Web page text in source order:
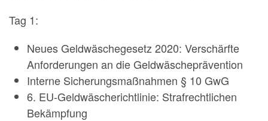
Tag 1:
Neues Geldwäschegesetz 2020: Verschärfte
Anforderungen an die Geldwäscheprävention
Interne Sicherungsmaßnahmen § 10 GwG
6. EU-Geldwäscherichtlinie: Strafrechtlichen
Bekämpfung